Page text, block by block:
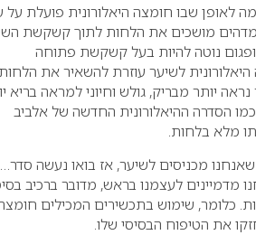
לאופן שבו חומצה היאלורונית פועלת על
מדהים מושכים את הלחות לתוך קשקשת
נוטה להיות בעל קשקשת פתוחה
לשיער עוזרת להשאיר את הלחות
יותר מבריק, גולש וחיוני למראה בריא
הסדרה ההיאלורונית החדשה של אלביב
מכניסים לשיער, אז בואו נעשה סדר…
לעצמנו בראש, מדובר ברכיב
כלומר, שימוש בתכשירים המכילים
את הטיפוח הבסיסי שלו.